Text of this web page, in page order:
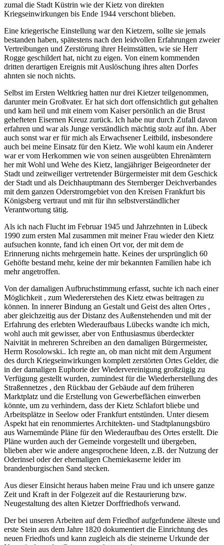
zumal die Stadt Küstrin wie der Kietz von direkten
Kriegseinwirkungen bis Ende 1944 verschont blieben.
Eine kriegerische Einstellung war den Kietzern, sollte sie jemals
bestanden haben, spätestens nach den leidvollen Erfahrungen zweier
Vertreibungen und Zerstörung ihrer Heimstätten, wie sie Herr
Rogge geschildert hat, nicht zu eigen. Von einem kommenden
dritten derartigen Ereignis mit Auslöschung ihres alten Dorfes
ahnten sie noch nichts.
Selbst im Ersten Weltkrieg hatten nur drei Kietzer teilgenommen,
darunter mein Großvater. Er hat sich dort offensichtlich gut gehalten
und kam heil und mit einem vom Kaiser persönlich an die Brust
gehefteten Eisernen Kreuz zurück. Ich habe nur durch Zufall davon
erfahren und war als Junge verständlich mächtig stolz auf ihn. Aber
auch sonst war er für mich als Erwachsener Leitbild, insbesondere
auch bei meine Einsatz für den Kietz. Wie wohl kaum ein Anderer
war er vom Herkommen wie von seinen ausgeübten Ehrenämtern
her mit Wohl und Wehe des Kietz, langjähriger Beigeordneter der
Stadt und zeitweiliger vertretender Bürgermeister mit dem Geschick
der Stadt und als Deichhauptmann des Sternberger Deichverbandes
mit dem ganzen Oderstromgebiet von den Kreisen Frankfurt bis
Königsberg vertraut und mit für ihn selbstverständlicher
Verantwortung tätig.
Als ich nach Flucht im Februar 1945 und Jahrzehnten in Lübeck
1990 zum ersten Mal zusammen mit meiner Frau wieder den Kietz
aufsuchen konnte, fand ich einen Ort vor, der mit dem de
Erinnerung nichts mehrgemein hatte. Keines der ursprünglich 60
Gehöfte bestand mehr, keine der mir bekannten Familien habe ich
mehr angetroffen.
Von der damaligen Aufbruchstimmung erfasst, suchte ich nach einer
Möglichkeit , zum Wiedererstehen des Kietz etwas beitragen zu
können. In innerer Bindung an Gestalt und Geist des alten Ortes ,
aber gleichzeitig aus der Distanz des Außenstehenden und mit der
Erfahrung des erlebten Wiederaufbaus Lübecks wandte ich mich,
wohl auch mit gewisser, aber von Enthusiasmus überdeckter
Naivität in mehreren Schreiben an den damaligen Bürgermeister,
Herrn Rosolowski.. Ich regte an, ob man nicht mit dem Argument
des durch Kriegseinwirkungen komplett zerstörten Ortes Gelder, die
in der damaligen Euphorie der Wiedervereinigung großzügig zu
Verfügung gestellt wurden, zumindest für die Wiederherstellung des
Straßennetzes , den Rückbau der Gebäude auf dem früheren
Marktplatz und die Erstellung von Gewerbeflächen einwerben
könnte, um zu verhindern, dass der Kietz Schlafort bliebe und
Arbeitsplätze in Seelow oder Frankfurt entstünden. Unter diesem
Aspekt hat ein renommiertes Architekten- und Stadtplanungsbüro
aus Warnemünde Pläne für den Wiederaufbau des Ortes erstellt. Die
Pläne wurden auch der Gemeinde vorgestellt und übergeben,
blieben aber wie andere angesprochene Ideen, z.B. der Nutzung der
Oderinsel oder der ehemaligen Chemiekaserne leider im
brandenburgischen Sand stecken.
Aus dieser Einsicht heraus haben meine Frau und ich unsere ganze
Zeit und Kraft in der Folgezeit auf die Restaurierung bzw.
Neugestaltung des alten Kietzer Dorffriedhofs verwand.
Der bei unseren Arbeiten auf dem Friedhof aufgefundene älteste und
erste Stein aus dem Jahre 1820 dokumentiert die Einrichtung des
neuen Friedhofs und kann zugleich als die steinerne Urkunde der